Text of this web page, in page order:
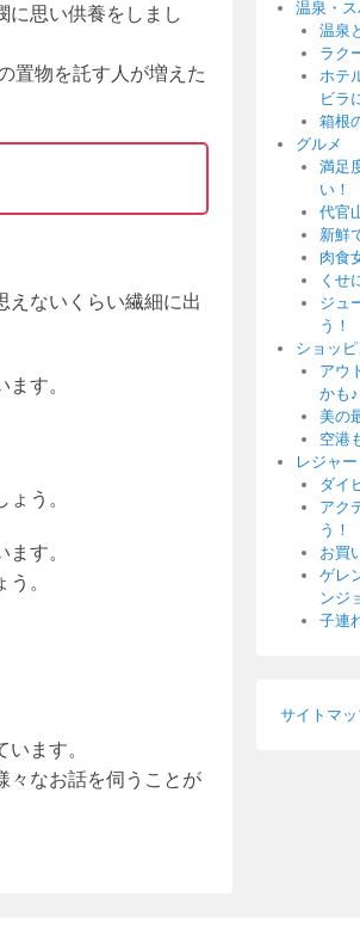
に思い供養をしまし
置物を託す人が増えた
えないくらい繊細に出
す。
う。
す。
。
ます。
々なお話を伺うことが
温泉・
温泉
ラク
ホテ
ビラ
箱根
グルメ
満足
い！
代官
新鮮
肉食
くせ
ジュ
う！
ショッ
アウ
かも♪
美の
空港
レジャー
ダイ
アク
う！
お買
ゲレ
ンジ
子連
サイトマ